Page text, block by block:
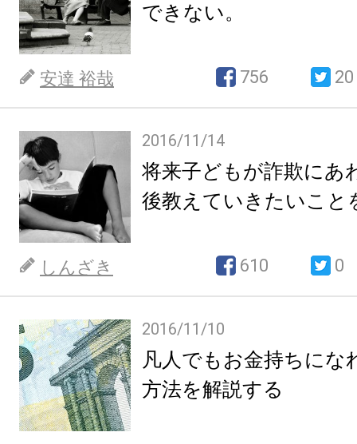
できない。
安達 裕哉 756 20
2016/11/14
将来子どもが詐欺にあ
後教えていきたいこと
しんざき 610 0
2016/11/10
凡人でもお金持ちにな
方法を解説する